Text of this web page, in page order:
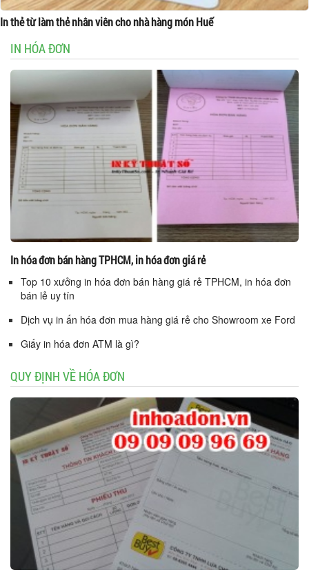
In thẻ từ làm thẻ nhân viên cho nhà hàng món Huế
IN HÓA ĐƠN
In hóa đơn bán hàng TPHCM, in hóa đơn giá rẻ
Top 10 xưởng in hóa đơn bán hàng giá rẻ TPHCM, in hóa đơn
bán lẻ uy tín
Dịch vụ in ấn hóa đơn mua hàng giá rẻ cho Showroom xe Ford
Giấy in hóa đơn ATM là gì?
QUY ĐỊNH VỀ HÓA ĐƠN